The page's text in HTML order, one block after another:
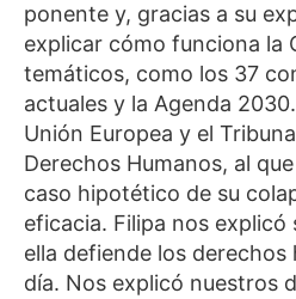
ponente y, gracias a su
explicar cómo funciona la
temáticos, como los 37
actuales y la Agenda
Unión Europea y el
Derechos Humanos, al
caso hipotético de su
eficacia. Filipa nos
ella defiende los derechos
día. Nos explicó nuestros